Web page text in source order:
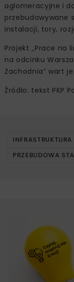
aglomeracyjne i
przebudowywane
instalacji, tory,
Projekt „Prace na
na odcinku
Zachodnia” wart
Źródło: tekst PKP
PRZEBUDOWA